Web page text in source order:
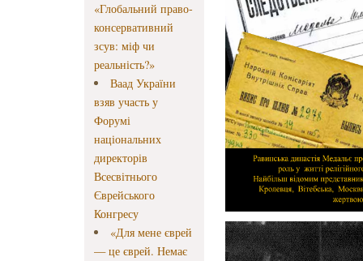
«Глобальний право-
консервативний
зсув: міф чи
реальність?»
Ваад України
взяв участь у
Форумі
національних
директорів
Всесвітнього
Єврейського
Конгресу
«Для мене єврей
— це єврей. Немає